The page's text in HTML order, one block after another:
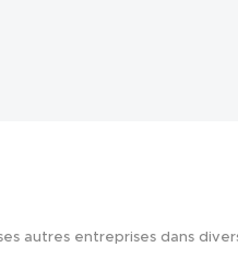
autres entreprises dans